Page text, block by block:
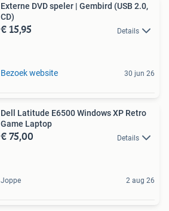
Externe DVD speler | Gembird (USB 2.0,
CD)
€ 15,95 Details
Bezoek website 30 jun 26
Dell Latitude E6500 Windows XP Retro
Game Laptop
€ 75,00 Details
Joppe 2 aug 26